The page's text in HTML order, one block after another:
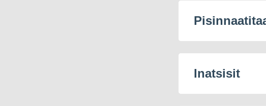
Inatsisit